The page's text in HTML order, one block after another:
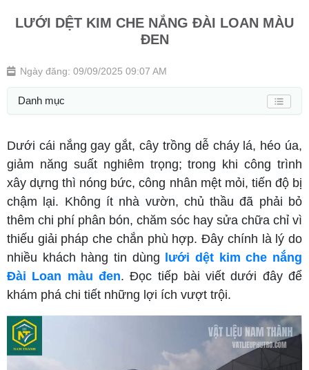
LƯỚI DỆT KIM CHE NẮNG ĐÀI LOAN MÀU
ĐEN
Ngày đăng: 09/09/2025 09:07 AM
Danh mục
Dưới cái nắng gay gắt, cây trồng dễ cháy lá, héo úa,
giảm năng suất nghiêm trọng; trong khi công trình
xây dựng thì nóng bức, công nhân mệt mỏi, tiến độ bị
chậm lại. Không ít nhà vườn, chủ thầu đã phải bỏ
thêm chi phí phân bón, chăm sóc hay sửa chữa chỉ vì
thiếu giải pháp che chắn phù hợp. Đây chính là lý do
nhiều khách hàng tin dùng
lưới dệt kim che nắng
Đài Loan màu đen. Đọc tiếp bài viết dưới đây để
khám phá chi tiết những lợi ích vượt trội.